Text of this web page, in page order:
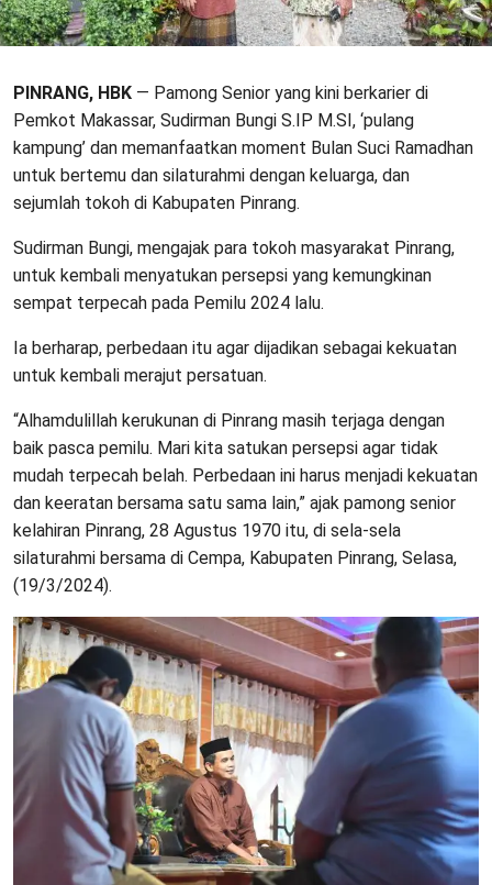
PINRANG, HBK — Pamong Senior yang kini berkarier di
Pemkot Makassar, Sudirman Bungi S.IP M.SI, ‘pulang
kampung’ dan memanfaatkan moment Bulan Suci Ramadhan
untuk bertemu dan silaturahmi dengan keluarga, dan
sejumlah tokoh di Kabupaten Pinrang.
Sudirman Bungi, mengajak para tokoh masyarakat Pinrang,
untuk kembali menyatukan persepsi yang kemungkinan
sempat terpecah pada Pemilu 2024 lalu.
Ia berharap, perbedaan itu agar dijadikan sebagai kekuatan
untuk kembali merajut persatuan.
“Alhamdulillah kerukunan di Pinrang masih terjaga dengan
baik pasca pemilu. Mari kita satukan persepsi agar tidak
mudah terpecah belah. Perbedaan ini harus menjadi kekuatan
dan keeratan bersama satu sama lain,” ajak pamong senior
kelahiran Pinrang, 28 Agustus 1970 itu, di sela-sela
silaturahmi bersama di Cempa, Kabupaten Pinrang, Selasa,
(19/3/2024).